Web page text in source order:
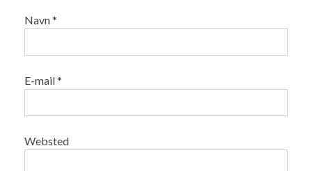
Navn*
E-mail*
Websted